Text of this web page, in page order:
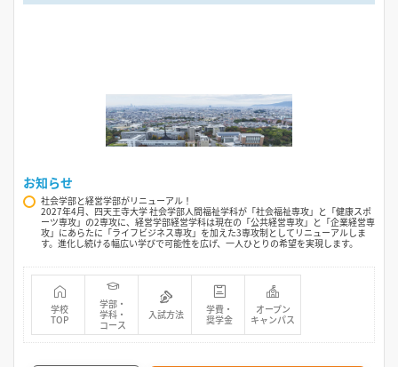
お知らせ
社会学部と経営学部がリニューアル！
2027年4月、四天王寺大学 社会学部人間福祉学科が「社会福祉専攻」と「健康スポ
ーツ専攻」の2専攻に、経営学部経営学科は現在の「公共経営専攻」と「企業経営専
攻」にあらたに「ライフビジネス専攻」を加えた3専攻制としてリニューアルしま
す。進化し続ける幅広い学びで可能性を広げ、一人ひとりの希望を実現します。
学校
TOP
学部・
学科・
コース
入試方法
学費・
奨学金
オープン
キャンパス